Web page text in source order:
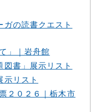
の読書クエスト
」｜岩舟館
図書」展示リスト
示リスト
２０２６｜栃木市